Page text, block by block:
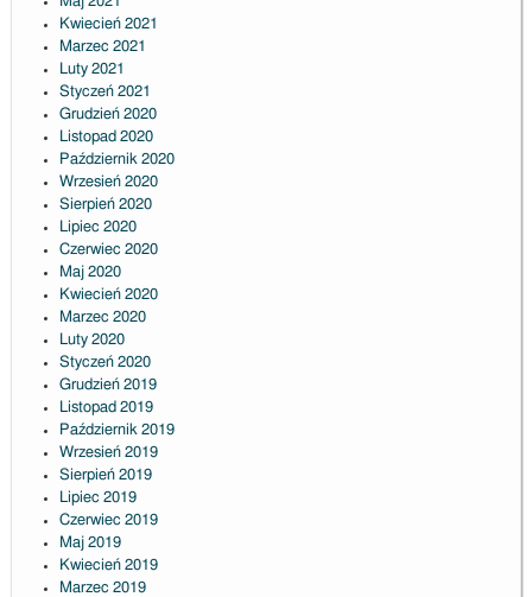
Kwiecień 2021
Marzec 2021
Luty 2021
Styczeń 2021
Grudzień 2020
Listopad 2020
Październik 2020
Wrzesień 2020
Sierpień 2020
Lipiec 2020
Czerwiec 2020
Maj 2020
Kwiecień 2020
Marzec 2020
Luty 2020
Styczeń 2020
Grudzień 2019
Listopad 2019
Październik 2019
Wrzesień 2019
Sierpień 2019
Lipiec 2019
Czerwiec 2019
Maj 2019
Kwiecień 2019
Marzec 2019